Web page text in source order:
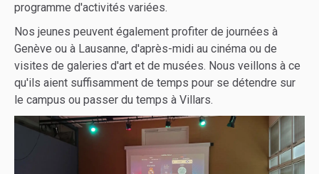
programme d'activités variées.
Nos jeunes peuvent également profiter de journées à
Genève ou à Lausanne, d'après-midi au cinéma ou de
visites de galeries d'art et de musées. Nous veillons à ce
qu'ils aient suffisamment de temps pour se détendre sur
le campus ou passer du temps à Villars.